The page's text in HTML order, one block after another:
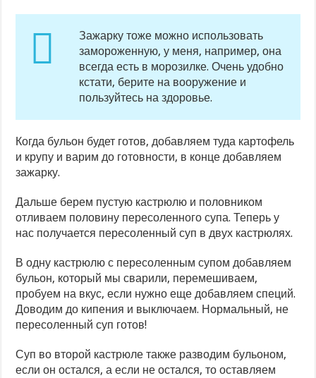
Зажарку тоже можно использовать
замороженную, у меня, например, она
всегда есть в морозилке. Очень удобно
кстати, берите на вооружение и
пользуйтесь на здоровье.
Когда бульон будет готов, добавляем туда картофель
и крупу и варим до готовности, в конце добавляем
зажарку.
Дальше берем пустую кастрюлю и половником
отливаем половину пересоленного супа. Теперь у
нас получается пересоленный суп в двух кастрюлях.
В одну кастрюлю с пересоленным супом добавляем
бульон, который мы сварили, перемешиваем,
пробуем на вкус, если нужно еще добавляем специй.
Доводим до кипения и выключаем. Нормальный, не
пересоленный суп готов!
Суп во второй кастрюле также разводим бульоном,
если он остался, а если не остался, то оставляем